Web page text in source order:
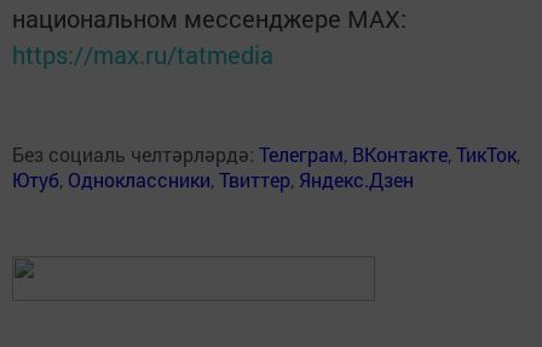
национальном мессенджере MАХ:
https://max.ru/tatmedia
Без социаль челтәрләрдә: Телеграм, ВКонтакте,ТикТок,
Ютуб, Одноклассники,Твиттер, Яндекс.Дзен